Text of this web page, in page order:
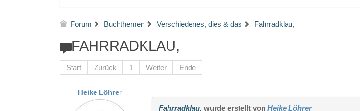
Forum Buchthemen Verschiedenes, dies & das Fahrradklau,
FAHRRADKLAU,
Start Zurück 1 Weiter Ende
Heike Löhrer
Fahrradklau, wurde erstellt vonHeike Löhrer